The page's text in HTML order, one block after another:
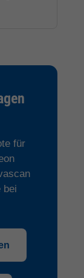
für
bei